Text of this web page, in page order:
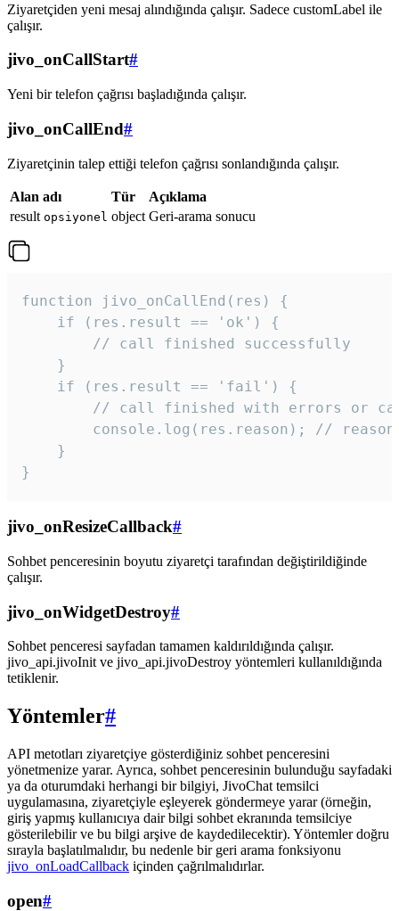
Ziyaretçiden yeni mesaj alındığında çalışır. Sadece customLabel ile
çalışır.
jivo_onCallStart#
Yeni bir telefon çağrısı başladığında çalışır.
jivo_onCallEnd#
Ziyaretçinin talep ettiği telefon çağrısı sonlandığında çalışır.
Alan adı Tür
Açıklama
result opsiyonel object Geri-arama sonucu
function jivo_onCallEnd(res) {
    if (res.result == 'ok') {
        // call finished successfully
    }
    if (res.result == 'fail') {
// call finished with errors or
console.log(res.reason); //
    }
}
jivo_onResizeCallback#
Sohbet penceresinin boyutu ziyaretçi tarafından değiştirildiğinde
çalışır.
jivo_onWidgetDestroy#
Sohbet penceresi sayfadan tamamen kaldırıldığında çalışır.
jivo_api.jivoInit ve jivo_api.jivoDestroy yöntemleri kullanıldığında
tetiklenir.
Yöntemler#
API metotları ziyaretçiye gösterdiğiniz sohbet penceresini
yönetmenize yarar. Ayrıca, sohbet penceresinin bulunduğu sayfadaki
ya da oturumdaki herhangi bir bilgiyi, JivoChat temsilci
uygulamasına, ziyaretçiyle eşleyerek göndermeye yarar (örneğin,
giriş yapmış kullanıcıya dair bilgi sohbet ekranında temsilciye
gösterilebilir ve bu bilgi arşive de kaydedilecektir). Yöntemler doğru
sırayla başlatılmalıdır, bu nedenle bir geri arama fonksiyonu
jivo_onLoadCallback içinden çağrılmalıdırlar.
open#